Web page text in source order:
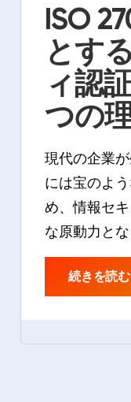
ISO
とす
ィ認
つの
現代の企業
には宝のよ
め、情報セ
な原動力とな
続きを読む